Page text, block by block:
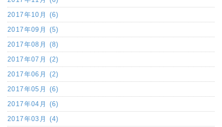
2017年10月 (6)
2017年09月 (5)
2017年08月 (8)
2017年07月 (2)
2017年06月 (2)
2017年05月 (6)
2017年04月 (6)
2017年03月 (4)